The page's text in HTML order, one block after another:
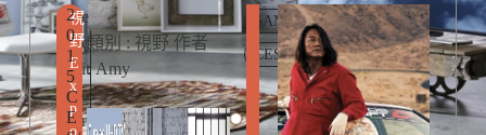
視
野
E
x
p
o
2
0
1
5
C
E
e
d
it
o
r
類別 : 視野 作者
: Amy
SAMSUNG
CES
R
E
L
A
T
E